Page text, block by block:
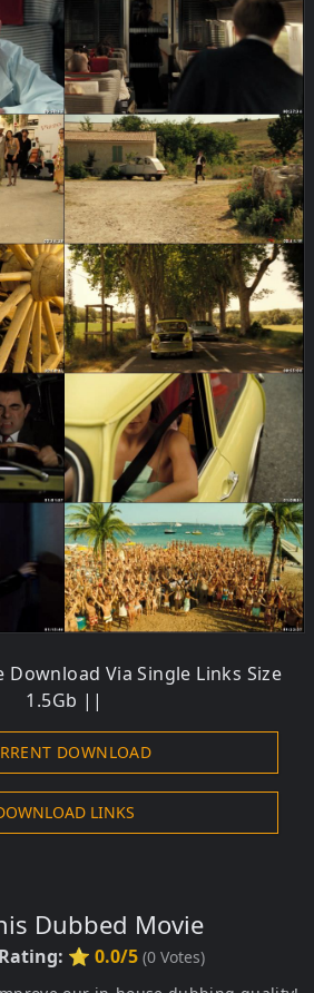
Via Single Links Size
1.5Gb ||
DOWNLOAD
LINKS
Dubbed Movie
⭐ 0.0/5 (0 Votes)